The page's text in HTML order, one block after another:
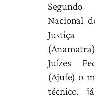
Nacional
Justiça
Juízes
(Ajufe) o
técnico,